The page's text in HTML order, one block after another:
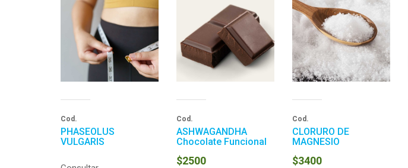
Cod.
PHASEOLUS
VULGARIS
Cod.
ASHWAGANDHA
Chocolate Funcional
$2500
Cod.
CLORURO DE
MAGNESIO
$3400